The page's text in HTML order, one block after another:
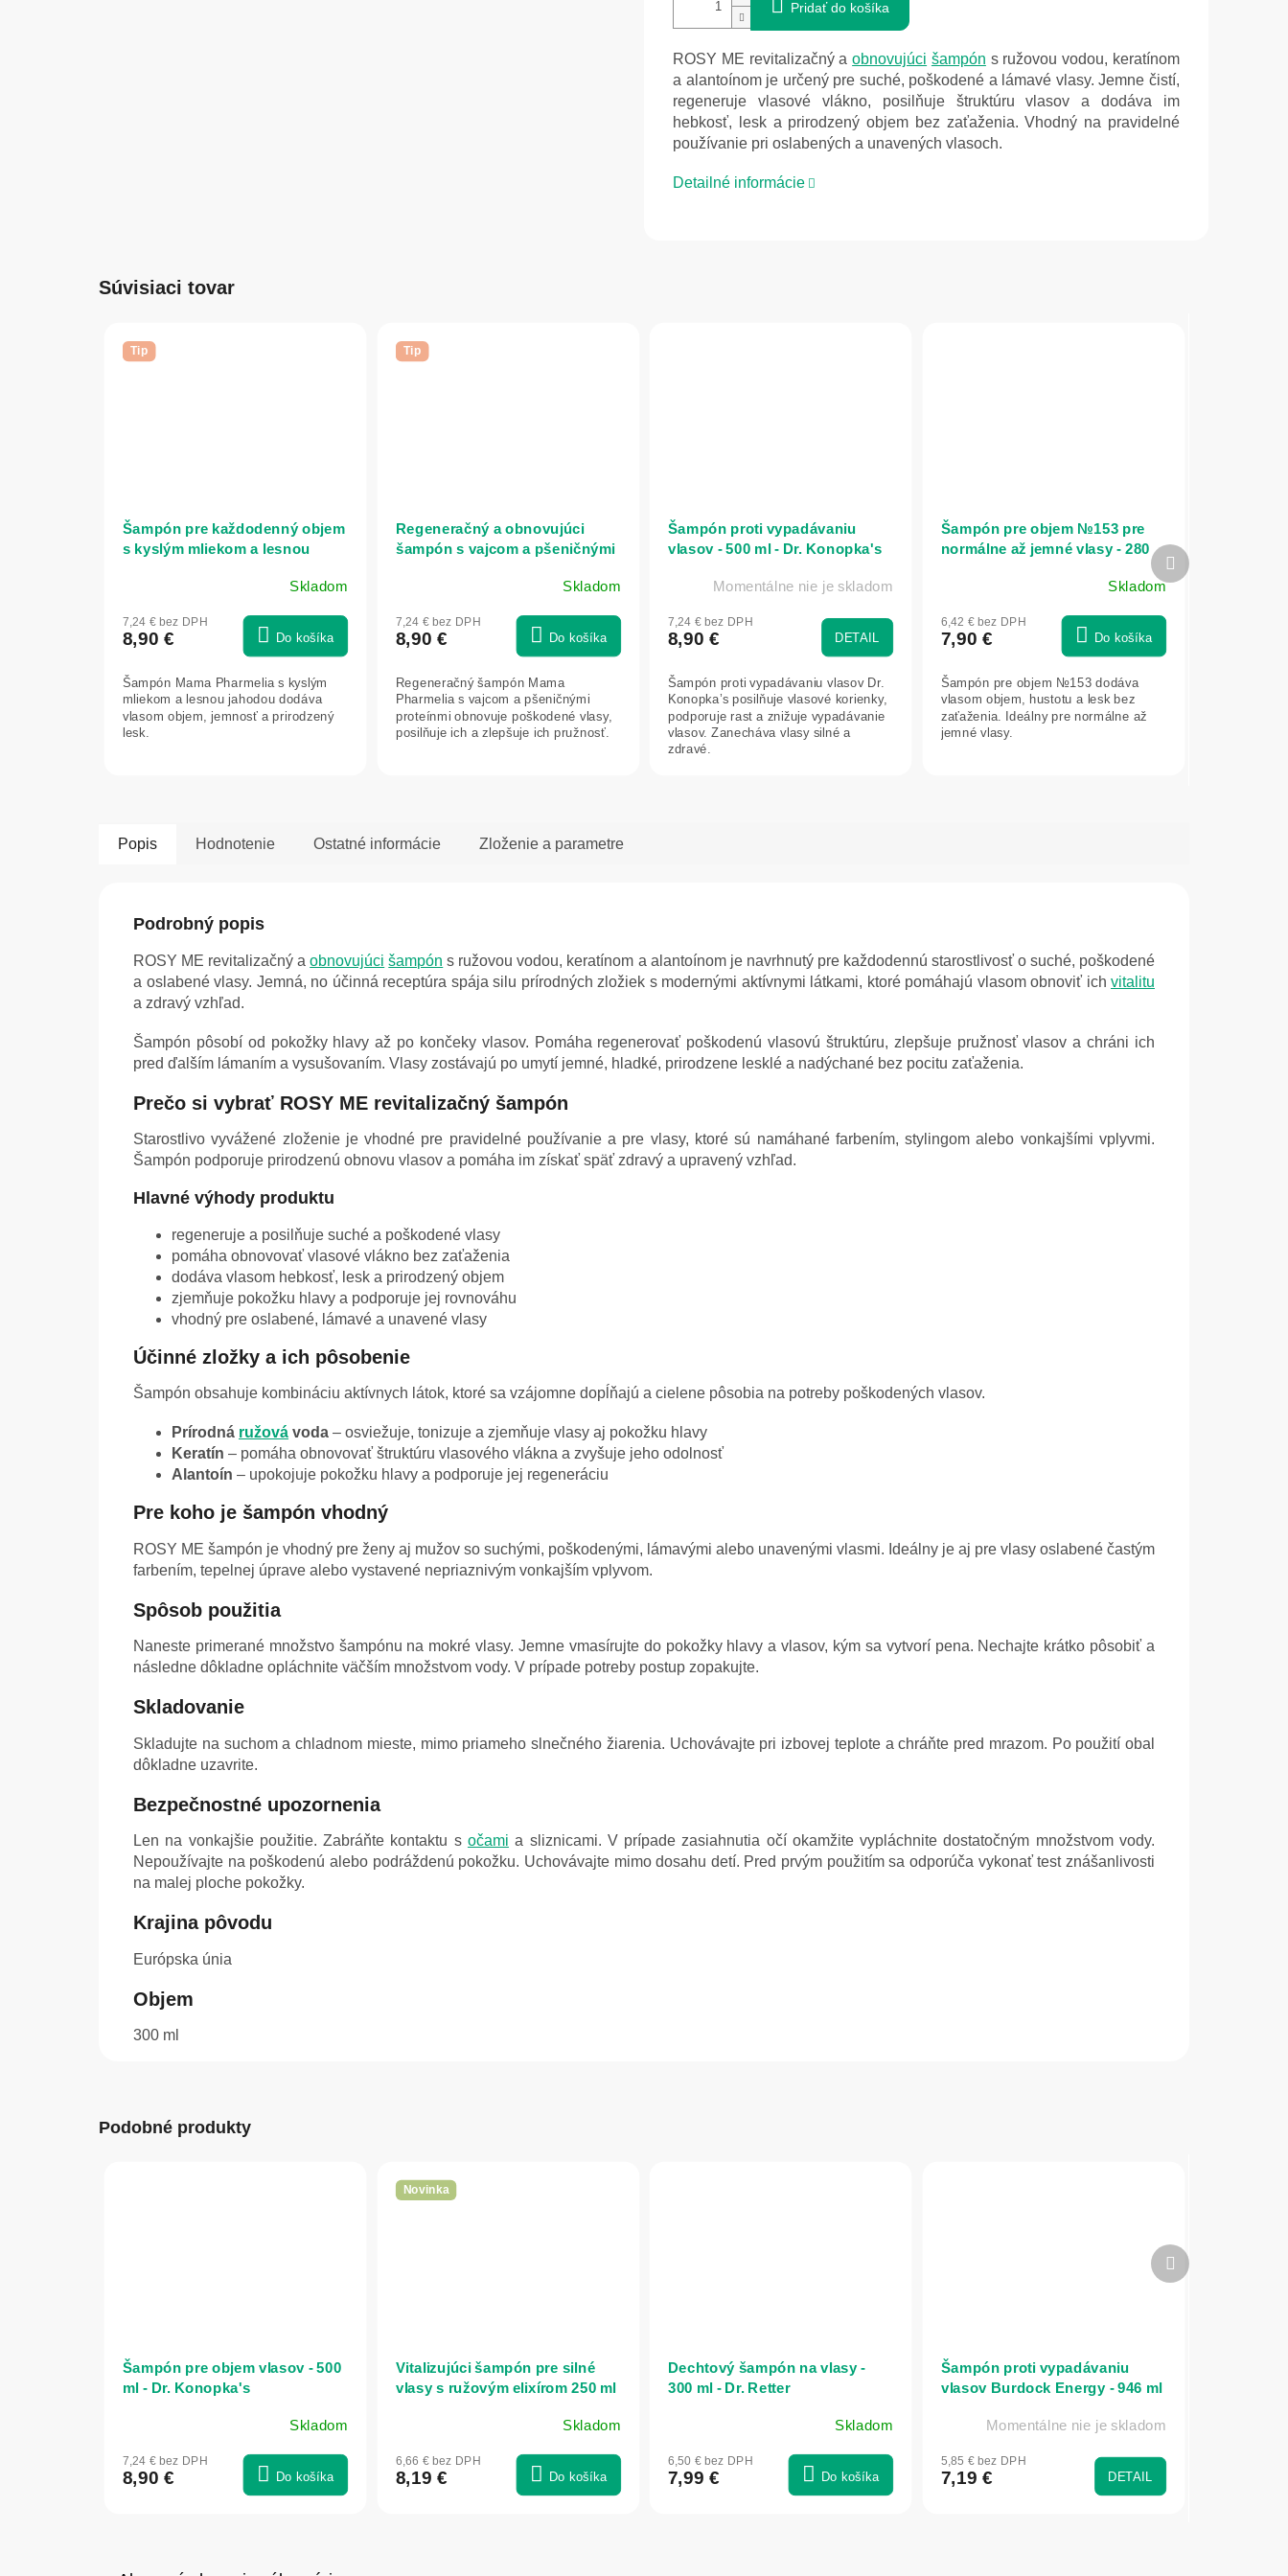
Pridať do košíka
ROSY ME revitalizačný aobnovujúci šampón s ružovou vodou, keratínom
a alantoínom je určený pre suché, poškodené a lámavé vlasy. Jemne čistí,
regeneruje vlasové vlákno, posilňuje štruktúru vlasov a dodáva im
hebkosť, lesk a prirodzený objem bez zaťaženia. Vhodný na pravidelné
používanie pri oslabených a unavených vlasoch.
Detailné informácie
Súvisiaci tovar
Tip
Šampón pre každodenný objem
s kyslým mliekom a lesnou
Skladom
7,24 € bez DPH
8,90 € Do košíka
Šampón Mama Pharmelia s kyslým
mliekom a lesnou jahodou dodáva
vlasom objem, jemnosť a prirodzený
lesk.
Tip
Regeneračný a obnovujúci
šampón s vajcom a pšeničnými
Skladom
7,24 € bez DPH
8,90 € Do košíka
Regeneračný šampón Mama
Pharmelia s vajcom a pšeničnými
proteínmi obnovuje poškodené vlasy,
posilňuje ich a zlepšuje ich pružnosť.
Šampón proti vypadávaniu
vlasov - 500 ml - Dr. Konopka's
Momentálne nie je skladom
7,24 € bez DPH
8,90 € DETAIL
Šampón proti vypadávaniu vlasov Dr.
Konopka’s posilňuje vlasové korienky,
podporuje rast a znižuje vypadávanie
vlasov. Zanecháva vlasy silné a
zdravé.
Šampón pre objem №153 pre
normálne až jemné vlasy - 280
Skladom
6,42 € bez DPH
7,90 € Do košíka
Šampón pre objem №153 dodáva
vlasom objem, hustotu a lesk bez
zaťaženia. Ideálny pre normálne až
jemné vlasy.
Ďalší
produkt
Popis Hodnotenie Ostatné informácie Zloženie a parametre
Podrobný popis
ROSY ME revitalizačný aobnovujúci šampón s ružovou vodou, keratínom a alantoínom je navrhnutý pre každodennú starostlivosť o suché, poškodené
a oslabené vlasy. Jemná, no účinná receptúra spája silu prírodných zložiek s modernými aktívnymi látkami, ktoré pomáhajú vlasom obnoviť ich vitalitu
a zdravý vzhľad.
Šampón pôsobí od pokožky hlavy až po končeky vlasov. Pomáha regenerovať poškodenú vlasovú štruktúru, zlepšuje pružnosť vlasov a chráni ich
pred ďalším lámaním a vysušovaním. Vlasy zostávajú po umytí jemné, hladké, prirodzene lesklé a nadýchané bez pocitu zaťaženia.
Prečo si vybrať ROSY ME revitalizačný šampón
Starostlivo vyvážené zloženie je vhodné pre pravidelné používanie a pre vlasy, ktoré sú namáhané farbením, stylingom alebo vonkajšími vplyvmi.
Šampón podporuje prirodzenú obnovu vlasov a pomáha im získať späť zdravý a upravený vzhľad.
Hlavné výhody produktu
regeneruje a posilňuje suché a poškodené vlasy
pomáha obnovovať vlasové vlákno bez zaťaženia
dodáva vlasom hebkosť, lesk a prirodzený objem
zjemňuje pokožku hlavy a podporuje jej rovnováhu
vhodný pre oslabené, lámavé a unavené vlasy
Účinné zložky a ich pôsobenie
Šampón obsahuje kombináciu aktívnych látok, ktoré sa vzájomne dopĺňajú a cielene pôsobia na potreby poškodených vlasov.
Prírodná ružová voda – osviežuje, tonizuje a zjemňuje vlasy aj pokožku hlavy
Keratín – pomáha obnovovať štruktúru vlasového vlákna a zvyšuje jeho odolnosť
Alantoín – upokojuje pokožku hlavy a podporuje jej regeneráciu
Pre koho je šampón vhodný
ROSY ME šampón je vhodný pre ženy aj mužov so suchými, poškodenými, lámavými alebo unavenými vlasmi. Ideálny je aj pre vlasy oslabené častým
farbením, tepelnej úprave alebo vystavené nepriaznivým vonkajším vplyvom.
Spôsob použitia
Naneste primerané množstvo šampónu na mokré vlasy. Jemne vmasírujte do pokožky hlavy a vlasov, kým sa vytvorí pena. Nechajte krátko pôsobiť a
následne dôkladne opláchnite väčším množstvom vody. V prípade potreby postup zopakujte.
Skladovanie
Skladujte na suchom a chladnom mieste, mimo priameho slnečného žiarenia. Uchovávajte pri izbovej teplote a chráňte pred mrazom. Po použití obal
dôkladne uzavrite.
Bezpečnostné upozornenia
Len na vonkajšie použitie. Zabráňte kontaktu s očami a sliznicami. V prípade zasiahnutia očí okamžite vypláchnite dostatočným množstvom vody.
Nepoužívajte na poškodenú alebo podráždenú pokožku. Uchovávajte mimo dosahu detí. Pred prvým použitím sa odporúča vykonať test znášanlivosti
na malej ploche pokožky.
Krajina pôvodu
Európska únia
Objem
300 ml
Podobné produkty
Šampón pre objem vlasov - 500
ml - Dr. Konopka's
Skladom
7,24 € bez DPH
8,90 € Do košíka
Novinka
Vitalizujúci šampón pre silné
vlasy s ružovým elixírom 250 ml
Skladom
6,66 € bez DPH
8,19 € Do košíka
Dechtový šampón na vlasy -
300 ml - Dr. Retter
Skladom
6,50 € bez DPH
7,99 € Do košíka
Šampón proti vypadávaniu
vlasov Burdock Energy - 946 ml
Momentálne nie je skladom
5,85 € bez DPH
7,19 € DETAIL
Ďalší
produkt